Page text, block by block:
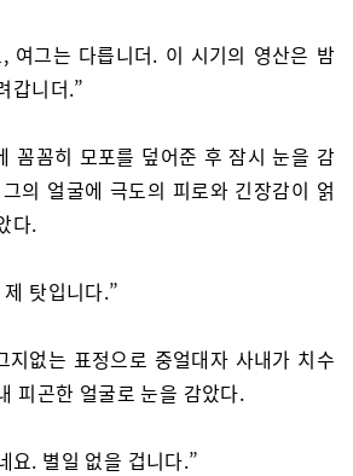
여그는 다릅니더. 이 시기의 영산은 밤
갑니더.”
꼼꼼히 모포를 덮어준 후 잠시 눈을 감
의 얼굴에 극도의 피로와 긴장감이 얽
다.
탓입니다.”
지없는 표정으로 중얼대자 사내가 치수
피곤한 얼굴로 눈을 감았다.
요. 별일 없을 겁니다.”